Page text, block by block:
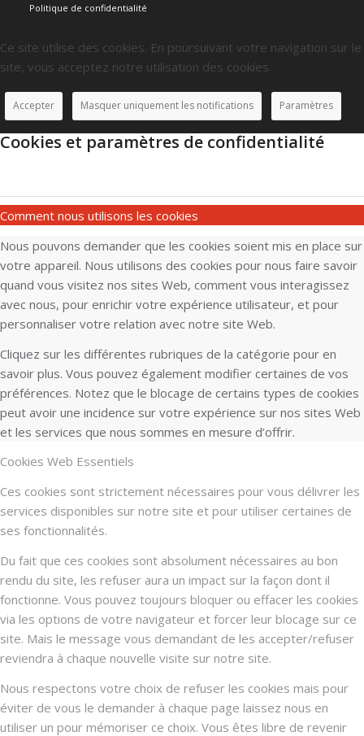
Politique de confidentialité
Ce site utilise des cookies. En poursuivant votre navigation sur le
site, vous acceptez notre utilisation des cookies.
Accepter Masquer uniquement les notifications Paramètres
Cookies et paramètres de confidentialité
Comment nous utilisons les cookies
Nous pouvons demander que les cookies soient mis en place sur
votre appareil. Nous utilisons des cookies pour nous faire savoir
quand vous visitez nos sites Web, comment vous interagissez
avec nous, pour enrichir votre expérience utilisateur, et pour
personnaliser votre relation avec notre site Web.
Cliquez sur les différentes rubriques de la catégorie pour en
savoir plus. Vous pouvez également modifier certaines de vos
préférences. Notez que le blocage de certains types de cookies
peut avoir une incidence sur votre expérience sur nos sites Web
et les services que nous sommes en mesure d’offrir.
Cookies Web Essentiels
Ces cookies sont strictement nécessaires pour vous délivrer les
services disponibles sur notre site et pour utiliser certaines de
ses fonctionnalités.
Du fait que ces cookies sont absolument nécessaires au bon
rendu du site, les refuser aura un impact sur la façon dont il
fonctionne. Vous pouvez toujours bloquer ou effacer les cookies
via les options de votre navigateur et forcer leur blocage sur ce
site. Mais le message vous demandant de les accepter/refuser
reviendra à chaque nouvelle visite sur notre site.
Nous respectons votre choix de refuser les cookies mais pour
éviter de vous le demander à chaque page laissez nous en
utiliser un pour mémoriser ce choix. Vous êtes libre de revenir